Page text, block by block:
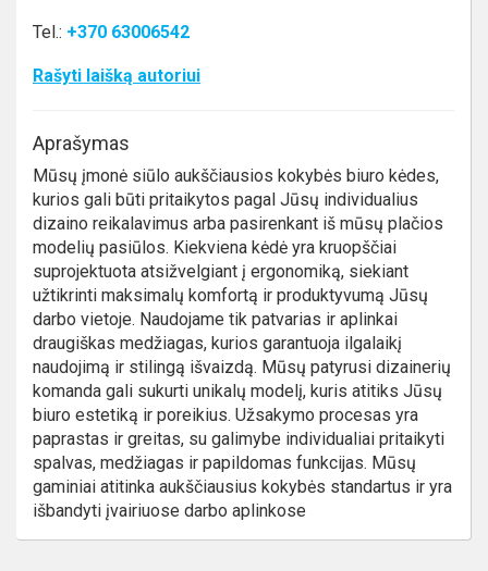
Tel.: +370 63006542
Rašyti laišką autoriui
Aprašymas
Mūsų įmonė siūlo aukščiausios kokybės biuro kėdes,
kurios gali būti pritaikytos pagal Jūsų individualius
dizaino reikalavimus arba pasirenkant iš mūsų plačios
modelių pasiūlos. Kiekviena kėdė yra kruopščiai
suprojektuota atsižvelgiant į ergonomiką, siekiant
užtikrinti maksimalų komfortą ir produktyvumą Jūsų
darbo vietoje. Naudojame tik patvarias ir aplinkai
draugiškas medžiagas, kurios garantuoja ilgalaikį
naudojimą ir stilingą išvaizdą. Mūsų patyrusi dizainerių
komanda gali sukurti unikalų modelį, kuris atitiks Jūsų
biuro estetiką ir poreikius. Užsakymo procesas yra
paprastas ir greitas, su galimybe individualiai pritaikyti
spalvas, medžiagas ir papildomas funkcijas. Mūsų
gaminiai atitinka aukščiausius kokybės standartus ir yra
išbandyti įvairiuose darbo aplinkose